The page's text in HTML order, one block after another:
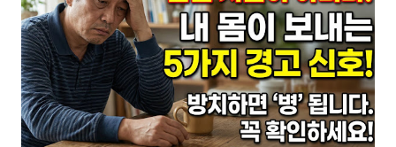
터 무너지는가” 중앙일보가 보도한 NK세포 활성도 연구 에 따르
면, 우리 몸의 면역 핵심 세포인 NK세포(자연살해세포)의 활성도
는 20대에 최고치를 찍는다. 그리고 60대에는 절반으로 뚝 떨어진
다. 80대에는 3분의 1 수준이다. 동아일보 보도에 따르면, 국내 성
인 284명 대상 측정 결과 건강한 성인의 NK세포 활성도는
725.61pg/mL인 반면, 췌장암 환자는 106.2pg/mL로 7배 이상 차이